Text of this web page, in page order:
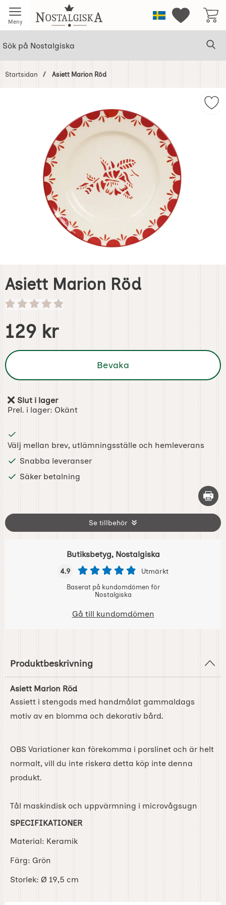
Meny Startsidan för NostalgiskaSverigeMina
Startsidan Asiett Marion Röd
Asiett Marion Röd
Handla denna produkt Asiett Marion Röd
pris
129 kr
Bevaka
Tillgänglighet:
Slut i lager
Prel. i lager: Okänt
Välj mellan brev, utlämningsställe och hemleverans
Snabba leveranser
Säker betalning
Skriv
Se tillbehör
Butiksbetyg, Nostalgiska
4.9 Utmärkt
Baserat på kundomdömen för
Nostalgiska
Gå till kundomdömen
Produktbeskrivning
Asiett Marion Röd
Assiett i stengods med handmålat gammaldags
motiv av en blomma och dekorativ bård.
OBS Variationer kan förekomma i porslinet och är helt
normalt, vill du inte riskera detta köp inte denna
produkt.
Tål maskindisk och uppvärmning i microvågsugn
SPECIFIKATIONER
Material: Keramik
Färg: Grön
Storlek: Ø 19,5 cm